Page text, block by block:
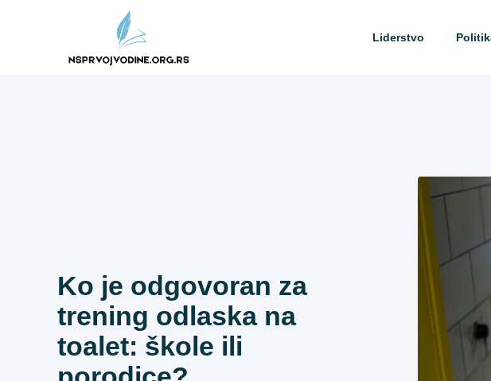
Liderstvo
Ko je odgovoran za
trening odlaska na
toalet: škole ili